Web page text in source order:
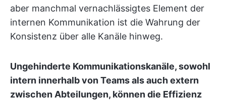
aber manchmal vernachlässigtes Element der
internen Kommunikation ist die Wahrung der
Konsistenz über alle Kanäle hinweg.
Ungehinderte Kommunikationskanäle, sowohl
intern innerhalb von Teams als auch extern
zwischen Abteilungen, können die Effizienz